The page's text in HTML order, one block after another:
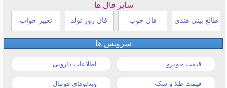
سایر فال ها
طالع بینی هندی فال چوب فال روز تولد تعبیر خواب
سرویس ها
قیمت خودرو اطلاعات دارویی
قیمت طلا و سکه ویدئوهای فوتبال